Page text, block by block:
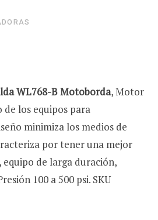
e
WL768-B Motoborda, Motor
de los equipos para
minimiza los medios de
por tener una mejor
equipo de larga duración,
100 a 500 psi. SKU